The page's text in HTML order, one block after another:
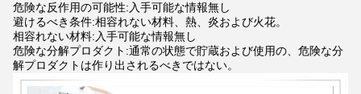
危険な反作用の可能性:入手可能な情報無し
避けるべき条件:相容れない材料、熱、炎および火花。
相容れない材料:入手可能な情報無し
危険な分解プロダクト:通常の状態で貯蔵および使用の、危険な分
解プロダクトは作り出されるべきではない。